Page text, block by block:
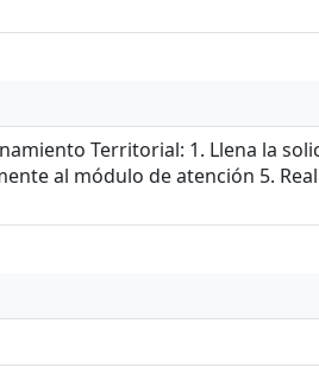
Territorial: 1. Llena la
al módulo de atención 5.